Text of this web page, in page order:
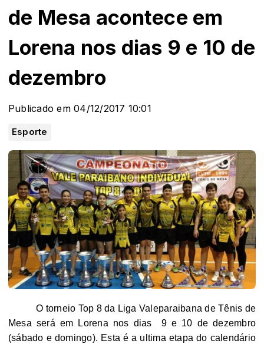
de Mesa acontece em
Lorena nos dias 9 e 10 de
dezembro
Publicado em 04/12/2017 10:01
Esporte
O torneio Top 8 da Liga Valeparaibana de Tênis de
Mesa será em Lorena nos dias 9 e 10 de dezembro
(sábado e domingo). Esta é a ultima etapa do calendário